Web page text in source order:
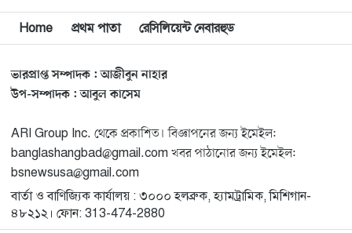
মিশিগানে ডেমোক্র্যাটদের প্রাইমারিতে আল-সাইয়েদকে হারাতে
কেন এত মরিয়া ইসারায়েলি লবি এআইপ্যাক
১২
মুনা দাওয়াহ কনফারেন্স ২০২৬ সম্পর্কে প্রেস ব্রিফিং
১৩
শেখ হাসিনার সঙ্গে সংবাদ সম্মেলনে থাকছেন সাকিব আল
হাসান
১৪
যুক্তরাষ্ট্রকে ছাড়ে বাধ্য করতে কোন কৌশলে ওয়াশিংটনের ওপর
চাপ বাড়াচ্ছে ইরান
১৫
Home প্রথম পাতা রেসিলিয়েন্ট নেবারহুড
ভারপ্রাপ্ত সম্পাদক : আজীবুন নাহার
উপ-সম্পাদক : আবুল কাসেম
ARI Group Inc. থেকে প্রকাশিত। বিজ্ঞাপনের জন্য ইমেইল:
banglashangbad@gmail.com খবর পাঠানোর জন্য ইমেইল:
bsnewsusa@gmail.com
বার্তা ও বাণিজ্যিক কার্যালয় : ৩০০০ হলব্রুক, হ্যামট্রামিক, মিশিগান-
৪৮২১২। ফোন: 313-474-2880